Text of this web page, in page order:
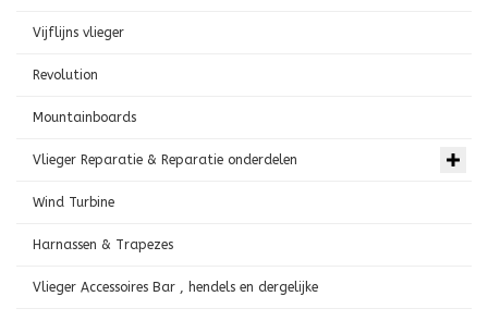
Vijflijns vlieger
Revolution
Mountainboards
Vlieger Reparatie & Reparatie onderdelen
Wind Turbine
Harnassen & Trapezes
Vlieger Accessoires Bar , hendels en dergelijke